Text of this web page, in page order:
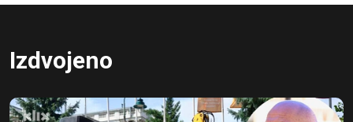
Izdvojeno